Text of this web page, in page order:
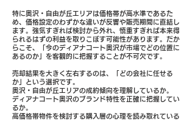
特に奥沢・自由が丘エリアは価格帯が高水準であるた
め、価格設定のわずかな違いが反響や販売期間に直結し
ます。強気すぎれば検討から外れ、慎重すぎれば本来得
られるはずの利益を取りこぼす可能性があります。だか
らこそ、「今のディアナコート奥沢が市場でどの位置に
あるのか」を客観的に把握することが不可欠です。
売却結果を大きく左右するのは、「どの会社に任せる
か」という選択です。
奥沢・自由が丘エリアの成約傾向を理解しているか。
ディアナコート奥沢のブランド特性を正確に把握してい
るか。
高価格帯物件を検討する購入層の心理を読み取れている